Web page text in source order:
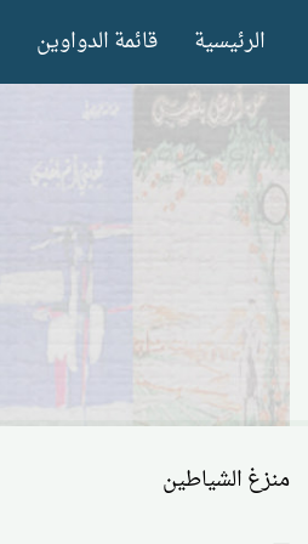
content
الرئيسية قائمة الدواوين
منزغ الشياطين